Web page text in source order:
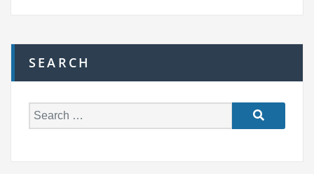
SEARCH
e